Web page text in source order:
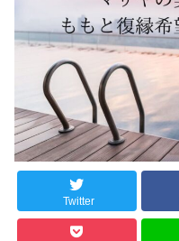
Twitter